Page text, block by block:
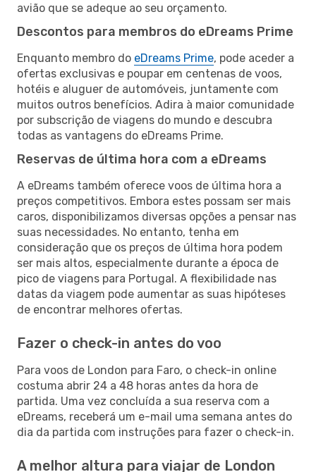
avião que se adeque ao seu orçamento.
Descontos para membros do eDreams Prime
Enquanto membro do eDreams Prime, pode aceder a
ofertas exclusivas e poupar em centenas de voos,
hotéis e aluguer de automóveis, juntamente com
muitos outros benefícios. Adira à maior comunidade
por subscrição de viagens do mundo e descubra
todas as vantagens do eDreams Prime.
Reservas de última hora com a eDreams
A eDreams também oferece voos de última hora a
preços competitivos. Embora estes possam ser mais
caros, disponibilizamos diversas opções a pensar nas
suas necessidades. No entanto, tenha em
consideração que os preços de última hora podem
ser mais altos, especialmente durante a época de
pico de viagens para Portugal. A flexibilidade nas
datas da viagem pode aumentar as suas hipóteses
de encontrar melhores ofertas.
Fazer o check-in antes do voo
Para voos de London para Faro, o check-in online
costuma abrir 24 a 48 horas antes da hora de
partida. Uma vez concluída a sua reserva com a
eDreams, receberá um e-mail uma semana antes do
dia da partida com instruções para fazer o check-in.
A melhor altura para viajar de London